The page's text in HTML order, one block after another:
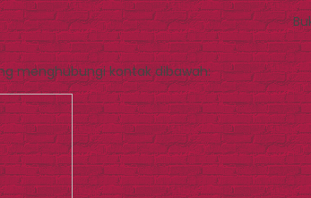
menghubungi kontak dibawah: